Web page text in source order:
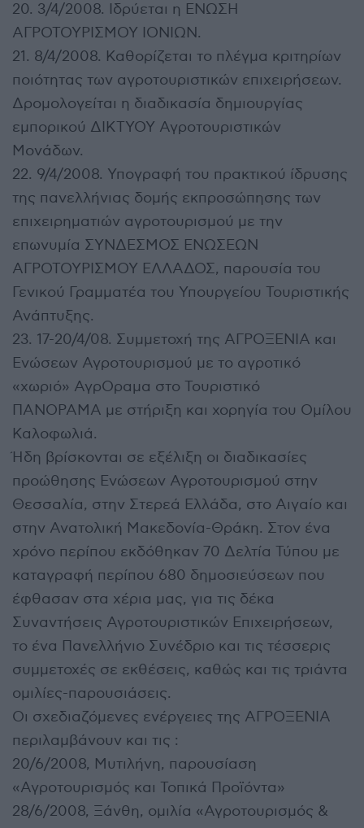
20. 3/4/2008. Ιδρύεται η ΕΝΩΣΗ
ΑΓΡΟΤΟΥΡΙΣΜΟΥ ΙΟΝΙΩΝ.
21. 8/4/2008. Καθορίζεται το πλέγμα κριτηρίων
ποιότητας των αγροτουριστικών επιχειρήσεων.
Δρομολογείται η διαδικασία δημιουργίας
εμπορικού ΔΙΚΤΥΟΥ Αγροτουριστικών
Μονάδων.
22. 9/4/2008. Υπογραφή του πρακτικού ίδρυσης
της πανελλήνιας δομής εκπροσώπησης των
επιχειρηματιών αγροτουρισμού με την
επωνυμία ΣΥΝΔΕΣΜΟΣ ΕΝΩΣΕΩΝ
ΑΓΡΟΤΟΥΡΙΣΜΟΥ ΕΛΛΑΔΟΣ, παρουσία του
Γενικού Γραμματέα του Υπουργείου Τουριστικής
Ανάπτυξης.
23. 17-20/4/08. Συμμετοχή της ΑΓΡΟΞΕΝΙΑ και
Ενώσεων Αγροτουρισμού με το αγροτικό
«χωριό» ΑγρΟραμα στο Τουριστικό
ΠΑΝΟΡΑΜΑ με στήριξη και χορηγία του Ομίλου
Καλοφωλιά.
Ήδη βρίσκονται σε εξέλιξη οι διαδικασίες
προώθησης Ενώσεων Αγροτουρισμού στην
Θεσσαλία, στην Στερεά Ελλάδα, στο Αιγαίο και
στην Ανατολική Μακεδονία-Θράκη. Στον ένα
χρόνο περίπου εκδόθηκαν 70 Δελτία Τύπου με
καταγραφή περίπου 680 δημοσιεύσεων που
έφθασαν στα χέρια μας, για τις δέκα
Συναντήσεις Αγροτουριστικών Επιχειρήσεων,
το ένα Πανελλήνιο Συνέδριο και τις τέσσερις
συμμετοχές σε εκθέσεις, καθώς και τις τριάντα
ομιλίες-παρουσιάσεις.
Οι σχεδιαζόμενες ενέργειες της ΑΓΡΟΞΕΝΙΑ
περιλαμβάνουν και τις :
20/6/2008, Μυτιλήνη, παρουσίαση
«Αγροτουρισμός και Τοπικά Προϊόντα»
28/6/2008, Ξάνθη, ομιλία «Αγροτουρισμός &